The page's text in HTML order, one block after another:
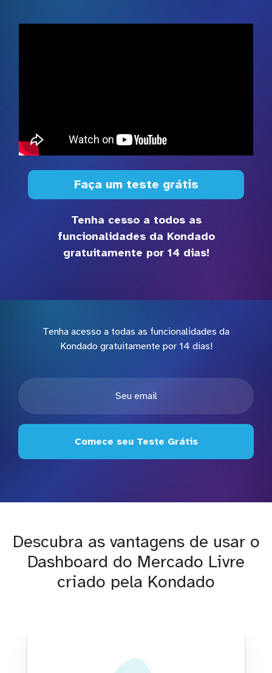
Faça um teste grátis
Tenha cesso a todos as
funcionalidades da Kondado
gratuitamente por 14 dias!
Tenha acesso a todas as funcionalidades da
Kondado gratuitamente por 14 dias!
Comece seu Teste Grátis
Descubra as vantagens de usar o
Dashboard do Mercado Livre
criado pela Kondado